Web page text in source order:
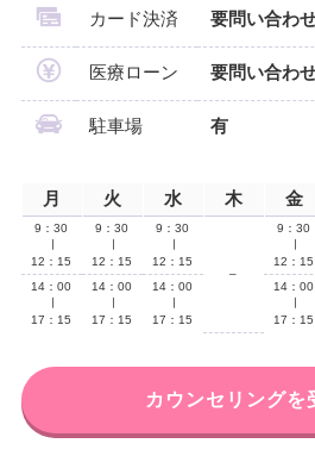
カード決済 要問い合わ
医療ローン 要問い合わ
駐車場 有
月 火 水 木 金
9：30
12：15
9：30
12：15
9：30
12：15
–
9：30
12：15
14：00
17：15
14：00
17：15
14：00
17：15
14：00
17：15
カウンセリングを